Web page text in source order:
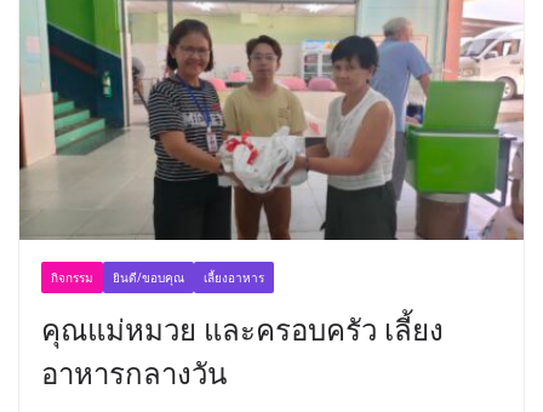
กิจกรรม ยินดี/ขอบคุณ เลี้ยงอาหาร
คุณแม่หมวย และครอบครัว เลี้ยง
อาหารกลางวัน